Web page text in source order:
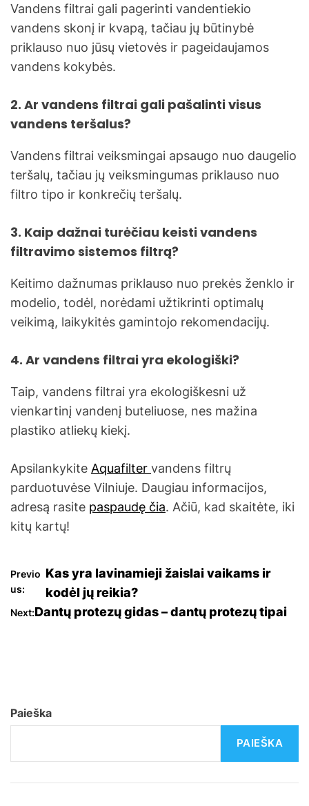
Vandens filtrai gali pagerinti vandentiekio
vandens skonį ir kvapą, tačiau jų būtinybė
priklauso nuo jūsų vietovės ir pageidaujamos
vandens kokybės.
2. Ar vandens filtrai gali pašalinti visus
vandens teršalus?
Vandens filtrai veiksmingai apsaugo nuo daugelio
teršalų, tačiau jų veiksmingumas priklauso nuo
filtro tipo ir konkrečių teršalų.
3. Kaip dažnai turėčiau keisti vandens
filtravimo sistemos filtrą?
Keitimo dažnumas priklauso nuo prekės ženklo ir
modelio, todėl, norėdami užtikrinti optimalų
veikimą, laikykitės gamintojo rekomendacijų.
4. Ar vandens filtrai yra ekologiški?
Taip, vandens filtrai yra ekologiškesni už
vienkartinį vandenį buteliuose, nes mažina
plastiko atliekų kiekį.
Apsilankykite Aquafilter vandens filtrų
parduotuvėse Vilniuje. Daugiau informacijos,
adresą rasite paspaudę čia. Ačiū, kad skaitėte, iki
kitų kartų!
N
a
a
c
i
Previo
us:
Kas yra lavinamieji žaislai vaikams ir
kodėl jų reikia?
Next:Dantų protezų gidas – dantų protezų tipai
Paieška
PAIEŠKA